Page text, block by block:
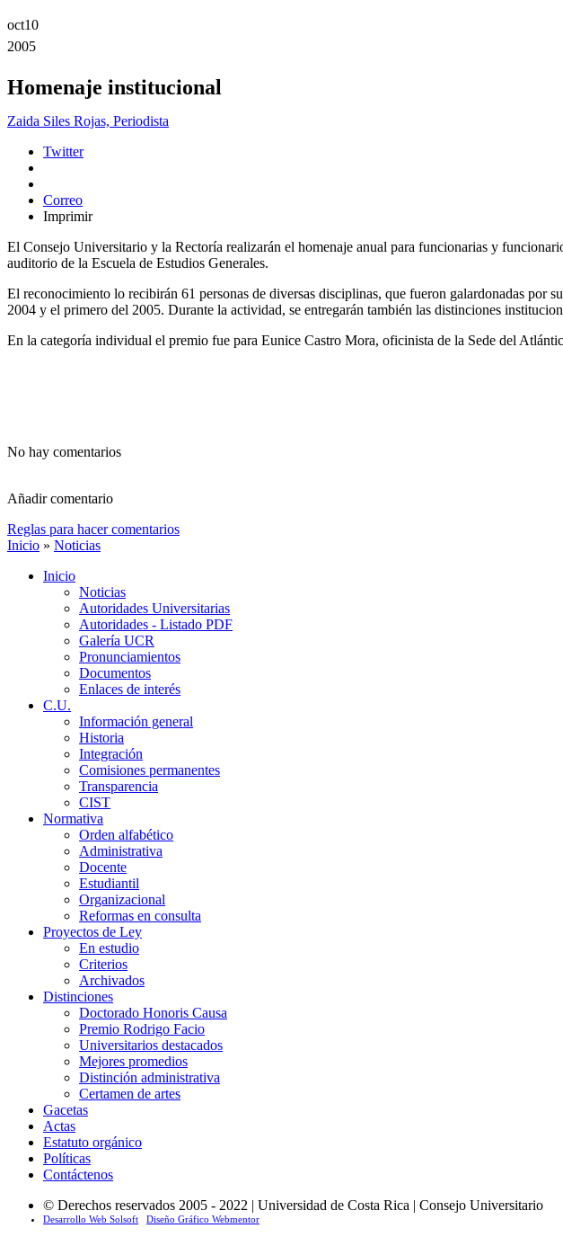
oct10
2005
Homenaje institucional
Zaida Siles Rojas, Periodista
Twitter
Correo
Imprimir
El Consejo Universitario y la Rectoría realizarán el homenaje anual para funcionarias y
auditorio de la Escuela de Estudios Generales.
El reconocimiento lo recibirán 61 personas de diversas disciplinas, que fueron galardonadas por
2004 y el primero del 2005. Durante la actividad, se entregarán también las distinciones
En la categoría individual el premio fue para Eunice Castro Mora, oficinista de la Sede del
No hay comentarios
Añadir comentario
Reglas para hacer comentarios
Inicio » Noticias
Inicio
Noticias
Autoridades Universitarias
Autoridades - Listado PDF
Galería UCR
Pronunciamientos
Documentos
Enlaces de interés
C.U.
Información general
Historia
Integración
Comisiones permanentes
Transparencia
CIST
Normativa
Orden alfabético
Administrativa
Docente
Estudiantil
Organizacional
Reformas en consulta
Proyectos de Ley
En estudio
Criterios
Archivados
Distinciones
Doctorado Honoris Causa
Premio Rodrigo Facio
Universitarios destacados
Mejores promedios
Distinción administrativa
Certamen de artes
Gacetas
Actas
Estatuto orgánico
Políticas
Contáctenos
© Derechos reservados 2005 - 2022 | Universidad de Costa Rica | Consejo Universitario
Desarrollo Web Solsoft Diseño Gráfico Webmentor